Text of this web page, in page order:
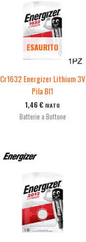
ESAURITO
Cr1632 Energizer Lithium 3V
Pila Bl1
1,46€ IVATO
Batterie a Bottone